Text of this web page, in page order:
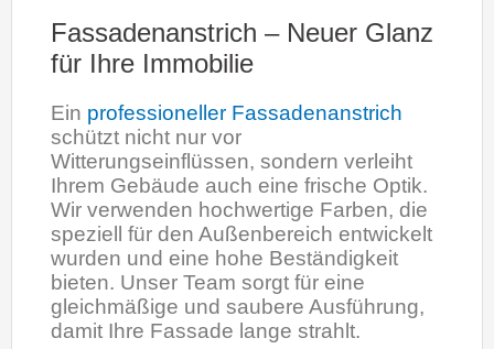
Fassadenanstrich – Neuer Glanz
für Ihre Immobilie
Ein professioneller Fassadenanstrich
schützt nicht nur vor
Witterungseinflüssen, sondern verleiht
Ihrem Gebäude auch eine frische Optik.
Wir verwenden hochwertige Farben, die
speziell für den Außenbereich entwickelt
wurden und eine hohe Beständigkeit
bieten. Unser Team sorgt für eine
gleichmäßige und saubere Ausführung,
damit Ihre Fassade lange strahlt.